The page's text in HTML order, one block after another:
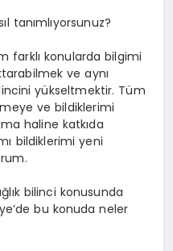
tanımlıyorsunuz?
farklı konularda bilgimi
ve aynı
yükseltmektir. Tüm
ve bildiklerimi
haline katkıda
bildiklerimi yeni
bilinci konusunda
bu konuda neler